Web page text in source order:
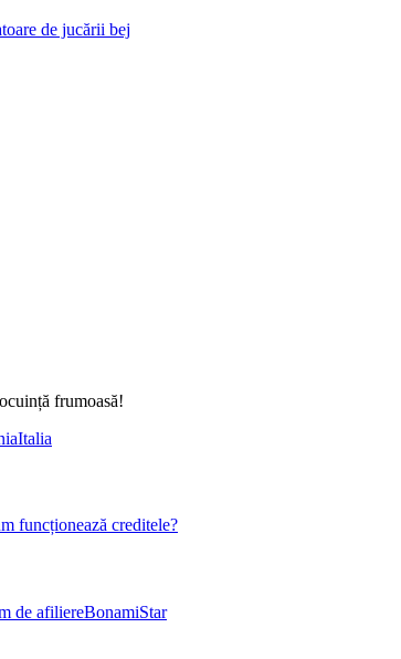
de jucării bej
frumoasă!
Italia
funcționează creditele?
de afiliereBonamiStar